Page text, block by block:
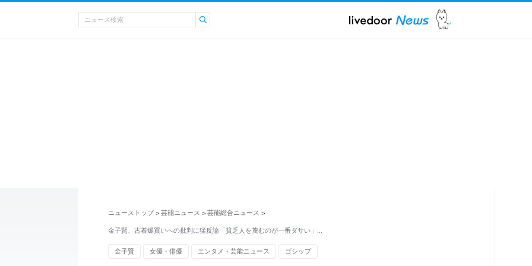
ニューストップ > 芸能ニュース > 芸能総合ニュース >
金子賢、古着爆買いへの批判に猛反論「貧乏人を蔑むのが一番ダサい」…
金子賢 女優・俳優 エンタメ・芸能ニュース ゴシップ